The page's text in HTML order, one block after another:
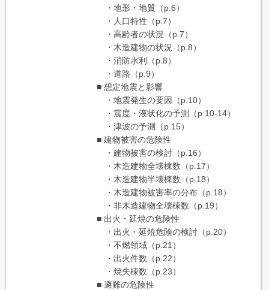
・地形・地質（p.6）
・人口特性（p.7）
・高齢者の状況（p.7）
・木造建物の状況（p.8）
・消防水利（p.8）
・道路（p.9）
■ 想定地震と影響
・地震発生の要因（p.10）
・震度・液状化の予測（p.10-14）
・津波の予測（p.15）
■ 建物被害の危険性
・建物被害の検討（p.16）
・木造建物全壊棟数（p.17）
・木造建物半壊棟数（p.18）
・木造建物被害率の分布（p.18）
・非木造建物全壊棟数（p.19）
■ 出火・延焼の危険性
・出火・延焼危険の検討（p.20）
・不燃領域（p.21）
・出火件数（p.22）
・焼失棟数（p.23）
■ 避難の危険性